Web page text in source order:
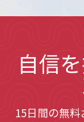
自信
15日間の無